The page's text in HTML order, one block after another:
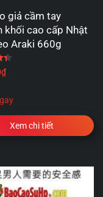
giả cầm tay
khối cao cấp Nhật
Araki 660g
₫
Xem chi tiết